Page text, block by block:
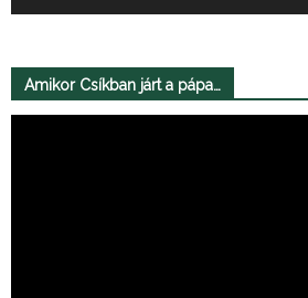
Amikor Csíkban járt a pápa…